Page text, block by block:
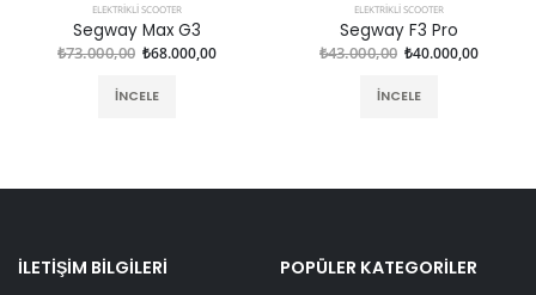
ELEKTRIKLI SCOOTER
Segway Max G3
₺73.000,00 ₺68.000,00
İNCELE
ELEKTRIKLI SCOOTER
Segway F3 Pro
₺43.000,00 ₺40.000,00
İNCELE
İLETIŞIM BILGILERI POPÜLER KATEGORILER